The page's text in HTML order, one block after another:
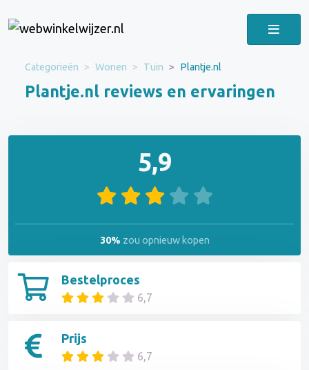
Categorieën Wonen Tuin Plantje.nl
Plantje.nl reviews en ervaringen
Bestelproces
6,7
Prijs
6,7
5,9
30% zou opnieuw kopen